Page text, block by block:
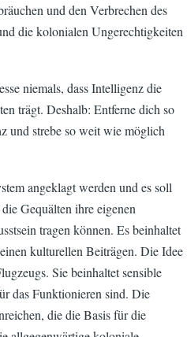
und den Verbrechen des
die kolonialen Ungerechtigkeiten
niemals, dass Intelligenz die
trägt. Deshalb: Entferne dich so
und strebe so weit wie möglich
angeklagt werden und es soll
Gequälten ihre eigenen
tragen können. Es beinhaltet
kulturellen Beiträgen. Die Idee
Sie beinhaltet sensible
das Funktionieren sind. Die
die die Basis für die